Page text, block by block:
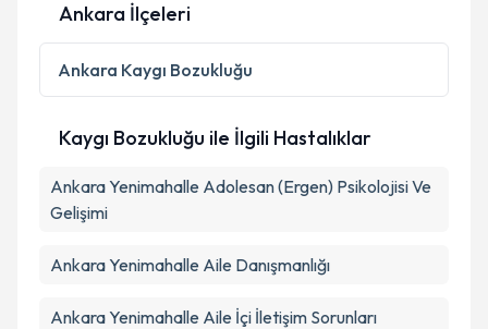
Ankara İlçeleri
Ankara Kaygı Bozukluğu
Kaygı Bozukluğu ile İlgili Hastalıklar
Ankara Yenimahalle Adolesan (Ergen) Psikolojisi Ve
Gelişimi
Ankara Yenimahalle Aile Danışmanlığı
Ankara Yenimahalle Aile İçi İletişim Sorunları